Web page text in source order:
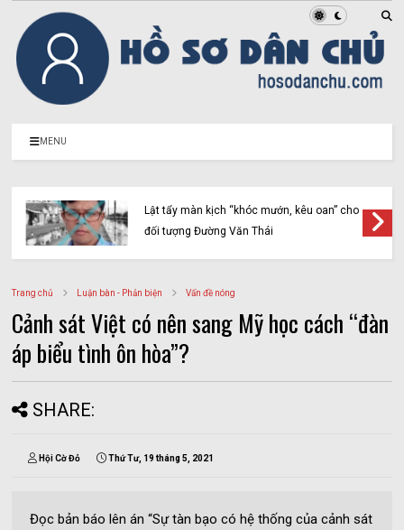
MENU
Lật tẩy màn kịch “khóc mướn, kêu oan” cho
đối tượng Đường Văn Thái
Trang chủ Luận bàn - Phản biện Vấn đề nóng
Cảnh sát Việt có nên sang Mỹ học cách “đàn
áp biểu tình ôn hòa”?
SHARE:
Hội Cờ Đỏ Thứ Tư, 19 tháng 5, 2021
Đọc bản báo lên án “Sự tàn bạo có hệ thống của cảnh sát